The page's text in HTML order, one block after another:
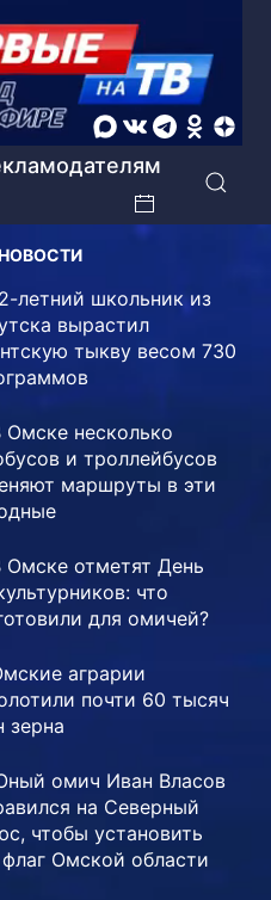
летний школьник из
вырастил
тыкву весом 730
Омске несколько
и троллейбусов
маршруты в эти
Омске отметят День
что
для омичей?
аграрии
почти 60 тысяч
зерна
омич Иван Власов
на Северный
чтобы установить
Омской области